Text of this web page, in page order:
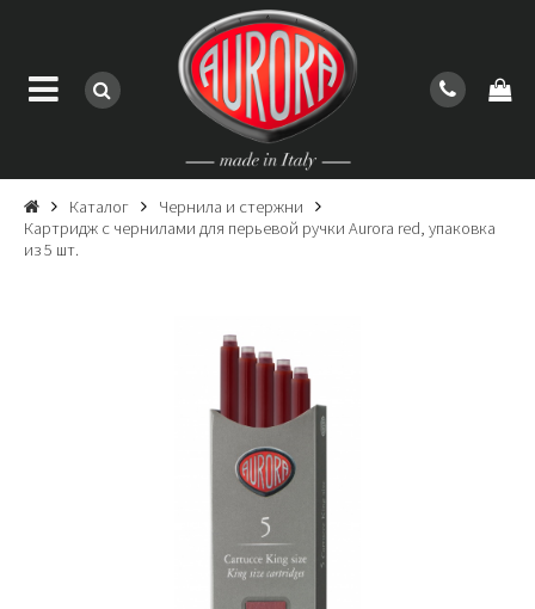
Каталог
Чернила и стержни
Картридж с чернилами для перьевой ручки Aurora red, упаковка
из 5 шт.